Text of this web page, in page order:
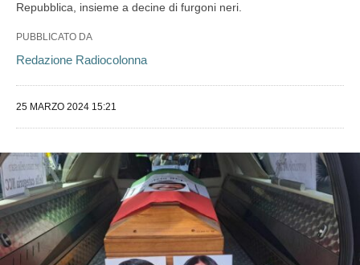
Repubblica, insieme a decine di furgoni neri.
PUBBLICATO DA
Redazione Radiocolonna
25 MARZO 2024 15:21